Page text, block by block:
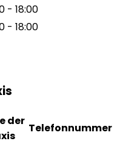
- 18:00
- 18:00
der
Telefonnummer